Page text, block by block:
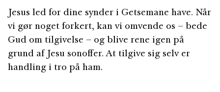
Jesus led for dine synder i Getsemane have. Når
vi gør noget forkert, kan vi omvende os – bede
Gud om tilgivelse – og blive rene igen på
grund af Jesu sonoffer. At tilgive sig selv er
handling i tro på ham.